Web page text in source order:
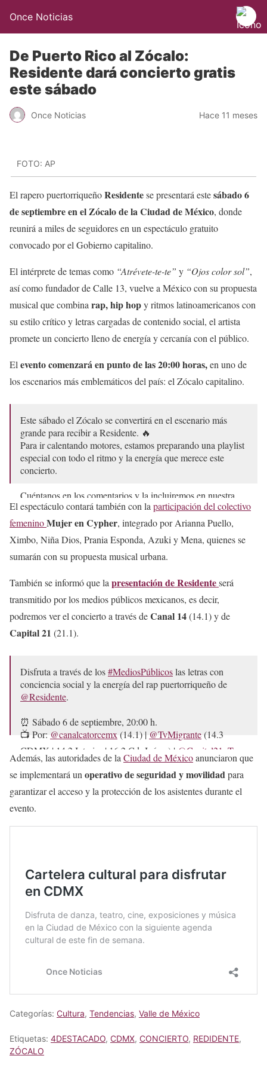
Once Noticias
De Puerto Rico al Zócalo:
Residente dará concierto gratis
este sábado
Once Noticias Hace 11 meses
FOTO: AP
El rapero puertorriqueñoResidentese presentará estesábado 6
de septiembre en el Zócalo de la Ciudadde México, donde
reunirá a miles de seguidores en un espectáculo gratuito
convocado por el Gobierno capitalino.
El intérprete de temas como “Atrévete-te-te” y “Ojos color sol”,
así como fundador de Calle 13, vuelve a México con su propuesta
musical que combina rap, hip hopy ritmos latinoamericanos con
su estilo crítico y letras cargadas de contenido social, el artista
promete un concierto lleno de energía y cercanía con el público.
El evento comenzará en punto de las 20:00 horas,en uno de
los escenarios más emblemáticos del país: el Zócalo capitalino.
Este sábado el Zócalo se convertirá en el escenario más
grande para recibir a Residente. 🔥
Para ir calentando motores, estamos preparando una playlist
especial con todo el ritmo y la energía que merece este
concierto.
Cuéntanos en los comentarios y la incluiremos en nuestra…
pic.twitter.com/AgeMJJuaCe
— Secretaría de Cultura de la Ciudad de México
(@CulturaCiudadMx)September 4, 2025
El espectáculo contará también con la participación del colectivo
femeninoMujer en Cypher, integrado por Arianna Puello,
Ximbo, Niña Dios, Prania Esponda, Azuki y Mena, quienes se
sumarán con su propuesta musical urbana.
También se informó que la presentación de Residenteserá
transmitido por los medios públicos mexicanos, es decir,
podremos ver el concierto a través deCanal 14(14.1) y de
Capital 21 (21.1).
Disfruta a través de los#MediosPúblicoslas letras con
conciencia social y la energía del rap puertorriqueño de
@Residente.
⏰ Sábado 6 de septiembre, 20:00 h.
📺 Por: @canalcatorcemx (14.1) | @TvMigrante(14.3
CDMX | 14.2 Interior | 16.2 Cd. Juárez) | @Capital21_Tv
(21.1)
📻…pic.twitter.com/nVMWWXIFJF
— SPR México (@SPRMexico)
Además, las autoridades de la Ciudad de Méxicoanunciaron que
se implementará un operativo de seguridad y movilidadpara
garantizar el acceso y la protección de los asistentes durante el
evento.
Categorías: Cultura, Tendencias, Valle de México
Etiquetas: 4DESTACADO, CDMX, CONCIERTO, REDIDENTE,
ZÓCALO